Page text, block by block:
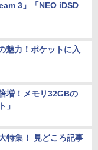
3」「NEO iDSD
魅力！ポケットに入
増！メモリ32GBの
」
特集！ 見どころ記事